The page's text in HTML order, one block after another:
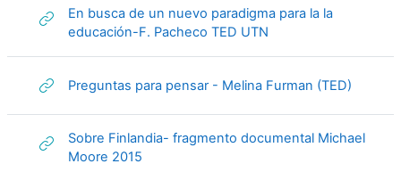
En busca de un nuevo paradigma para la la
educación-F. Pacheco TED UTN
Preguntas para pensar - Melina Furman (TED)
Sobre Finlandia- fragmento documental Michael
Moore 2015